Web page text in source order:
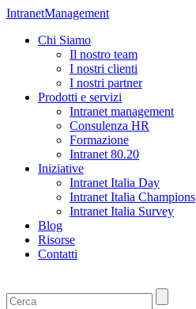
IntranetManagement
Chi Siamo
Il nostro team
I nostri clienti
I nostri partner
Prodotti e servizi
Intranet management
Consulenza HR
Formazione
Intranet 80.20
Iniziative
Intranet Italia Day
Intranet Italia Champions
Intranet Italia Survey
Blog
Risorse
Contatti